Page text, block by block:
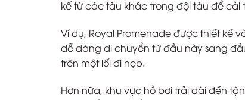
kế từ các tàu khác trong đội tàu để
Ví dụ, Royal Promenade được thiết kế
dễ dàng di chuyển từ đầu này sang
trên một lối đi hẹp.
Hơn nữa, khu vực hồ bơi trải dài đến